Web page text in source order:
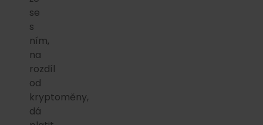
se
s
ním,
na
rozdíl
od
kryptoměny,
dá